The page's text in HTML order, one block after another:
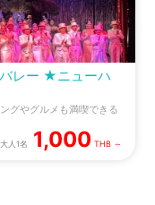
バレー ★ニューハ
グやグルメも満喫できる
大人1名 1,000 THB ～